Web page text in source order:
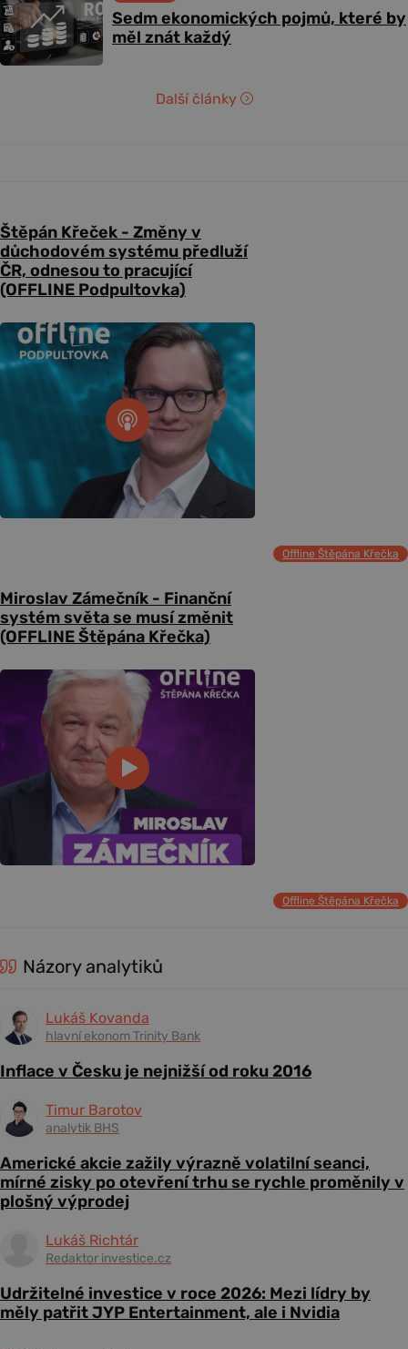
Sedm ekonomických pojmů, které by
měl znát každý
Další články
Štěpán Křeček - Změny v
důchodovém systému předluží
ČR, odnesou to pracující
(OFFLINE Podpultovka)
Offline Štěpána Křečka
Miroslav Zámečník - Finanční
systém světa se musí změnit
(OFFLINE Štěpána Křečka)
Offline Štěpána Křečka
Názory analytiků
Lukáš Kovanda
hlavní ekonom Trinity Bank
Inflace v Česku je nejnižší od roku 2016
Timur Barotov
analytik BHS
Americké akcie zažily výrazně volatilní seanci,
mírné zisky po otevření trhu se rychle proměnily v
plošný výprodej
Lukáš Richtár
Redaktor investice.cz
Udržitelné investice v roce 2026: Mezi lídry by
měly patřit JYP Entertainment, ale i Nvidia